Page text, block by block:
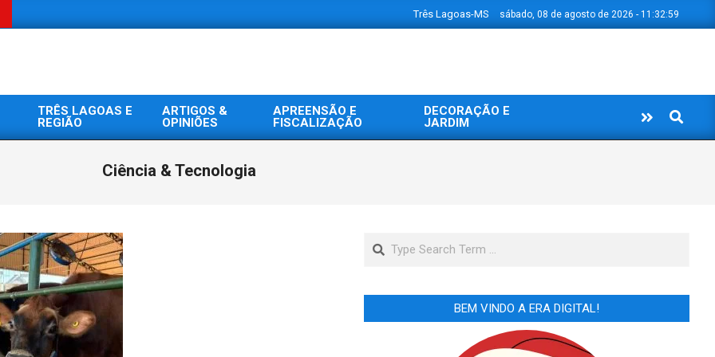
Três Lagoas-MS sábado, 08 de agosto de 2026 - 11:33:00
TRÊS LAGOAS E
REGIÃO
ARTIGOS &
OPINIÕES
APREENSÃO E
FISCALIZAÇÃO
DECORAÇÃO E
JARDIM
Search
Ciência & Tecnologia
Search
BEM VINDO A ERA DIGITAL!